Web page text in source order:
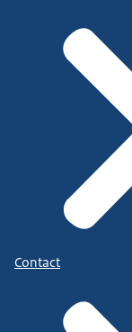
Contact